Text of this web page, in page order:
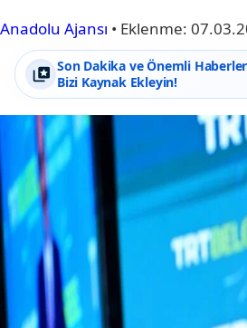
Anadolu Ajansı • Eklenme:
Son Dakika ve Önemli
Bizi Kaynak Ekleyin!